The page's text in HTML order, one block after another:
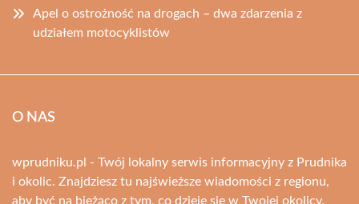
Apel o ostrożność na drogach – dwa zdarzenia z
udziałem motocyklistów
O NAS
wprudniku.pl - Twój lokalny serwis informacyjny z Prudnika
i okolic. Znajdziesz tu najświeższe wiadomości z regionu,
aby być na bieżąco z tym, co dzieje się w Twojej okolicy.